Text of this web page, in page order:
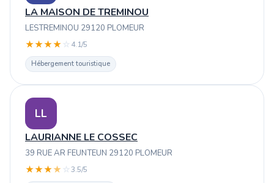
LA MAISON DE TREMINOU
LESTREMINOU 29120 PLOMEUR
★★★★ ☆ 4.1/5
Hébergement touristique
LL
LAURIANNE LE COSSEC
39 RUE AR FEUNTEUN 29120 PLOMEUR
★★★★ ☆3.5/5